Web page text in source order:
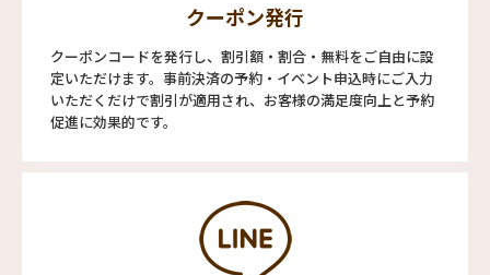
クーポン発行
クーポンコードを発行し、割引額・割合・無料をご自由に設
定いただけます。事前決済の予約・イベント申込時にご入力
いただくだけで割引が適用され、お客様の満足度向上と予約
促進に効果的です。